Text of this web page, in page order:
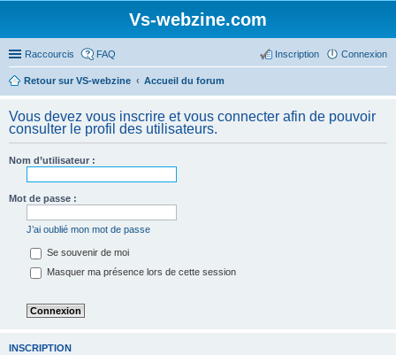
Vs-webzine.com
Raccourcis FAQ Connexion
Inscription
Retour sur VS-webzine Accueil du forum
Vous devez vous inscrire et vous connecter afin de pouvoir
consulter le profil des utilisateurs.
Nom d’utilisateur :
Mot de passe :
J’ai oublié mon mot de passe
Se souvenir de moi
Masquer ma présence lors de cette session
INSCRIPTION